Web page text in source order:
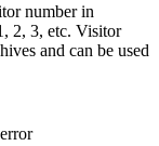
number in
2, 3, etc. Visitor
and can be used